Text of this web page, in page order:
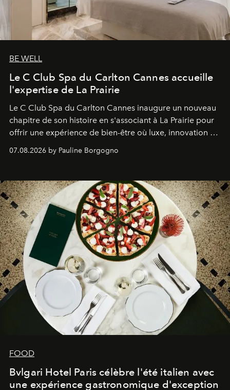
BE WELL
Le C Club Spa du Carlton Cannes accueille
l'expertise de La Prairie
Le C Club Spa du Carlton Cannes inaugure un nouveau
chapitre de son histoire en s'associant à La Prairie pour
offrir une expérience de bien-être où luxe, innovation et
expertise se rencontrent.
07.08.2026 by Pauline Borgogno
FOOD
Bvlgari Hotel Paris célèbre l'été italien avec
une expérience gastronomique d'exception